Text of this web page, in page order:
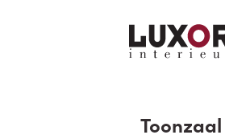
Toonzaal